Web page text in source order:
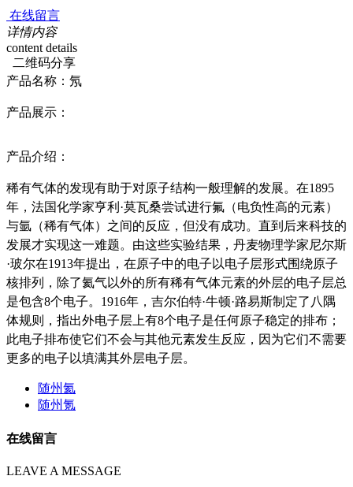
在线留言
详情内容
content details
二维码分享
产品名称： 氖
产品展示：
产品介绍：
稀有气体的发现有助于对原子结构一般理解的发展。在1895
年，法国化学家亨利·莫瓦桑尝试进行氟（电负性高的元素）
与氩（稀有气体）之间的反应，但没有成功。直到后来科技的
发展才实现这一难题。由这些实验结果，丹麦物理学家尼尔斯
·玻尔在1913年提出，在原子中的电子以电子层形式围绕原子
核排列，除了氦气以外的所有稀有气体元素的外层的电子层总
是包含8个电子。1916年，吉尔伯特·牛顿·路易斯制定了八隅
体规则，指出外电子层上有8个电子是任何原子稳定的排布；
此电子排布使它们不会与其他元素发生反应，因为它们不需要
更多的电子以填满其外层电子层。
随州氦
随州氪
在线留言
LEAVE A MESSAGE